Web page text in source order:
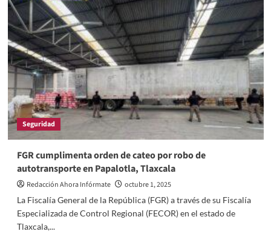
doble
tanque,
repletos
de
huachicol,
fue
incautada
por
la
FGR
en
la
capital
Seguridad
FGR cumplimenta orden de cateo por robo de
autotransporte en Papalotla, Tlaxcala
Redacción Ahora Infórmate
octubre 1, 2025
La Fiscalía General de la República (FGR) a través de su Fiscalía
Especializada de Control Regional (FECOR) en el estado de
Tlaxcala,...